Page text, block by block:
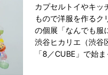
カプセルトイやキッ
もので洋服を作るク
の個展「なんでも服
渋谷ヒカリエ（渋谷
「8／CUBE」で始ま